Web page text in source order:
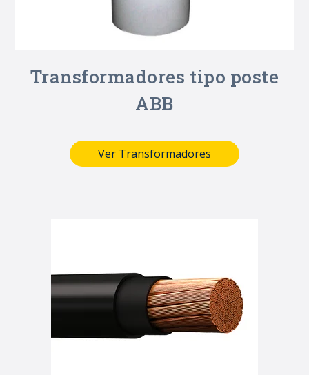
Transformadores tipo poste
ABB
Ver Transformadores